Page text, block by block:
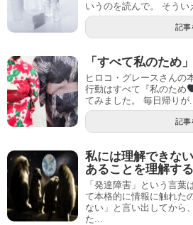
いうのを読んで。 そうい
記事
「すべて私のため
ヒロコ・グレースさんの
行動はすべて『私のため
てみました。 毎日帰りが...
記事
私には理解できな
あることを理解する
「発達障害」という言葉
て本格的に情報に触れた
ない」と言い出してから
た...